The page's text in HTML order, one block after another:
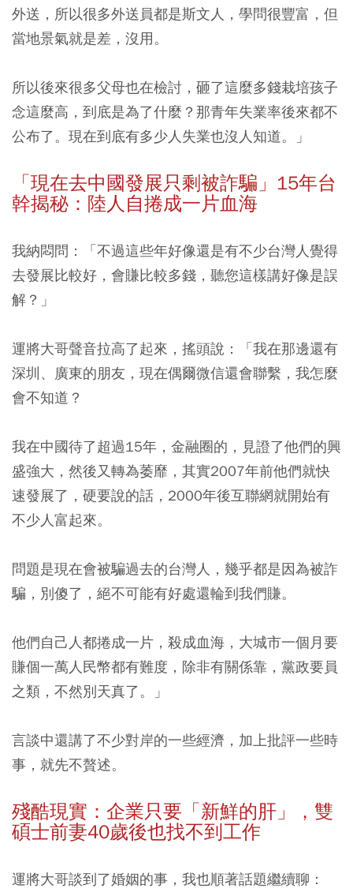
外送，所以很多外送員都是斯文人，學問很豐富，但
當地景氣就是差，沒用。
所以後來很多父母也在檢討，砸了這麼多錢栽培孩子
念這麼高，到底是為了什麼？ 那青年失業率後來都不
公布了。現在到底有多少人失業也沒人知道。」
「現在去中國發展只剩被詐騙」15年台
幹揭秘：陸人自捲成一片血海
我納悶問：「不過這些年好像還是有不少台灣人覺得
去發展比較好，會賺比較多錢，聽您這樣講好像是誤
解？」
運將大哥聲音拉高了起來，搖頭說：「我在那邊還有
深圳、廣東的朋友，現在偶爾微信還會聯繫，我怎麼
會不知道？
我在中國待了超過15年，金融圈的，見證了他們的興
盛強大，然後又轉為萎靡，其實2007年前他們就快
速發展了，硬要說的話，2000年後互聯網就開始有
不少人富起來。
問題是現在會被騙過去的台灣人，幾乎都是因為被詐
騙，別傻了，絕不可能有好處還輪到我們賺。
他們自己人都捲成一片，殺成血海，大城市一個月要
賺個一萬人民幣都有難度，除非有關係靠，黨政要員
之類，不然別天真了。」
言談中還講了不少對岸的一些經濟，加上批評一些時
事，就先不贅述。
殘酷現實：企業只要「新鮮的肝」，雙
碩士前妻40歲後也找不到工作
運將大哥談到了婚姻的事，我也順著話題繼續聊：